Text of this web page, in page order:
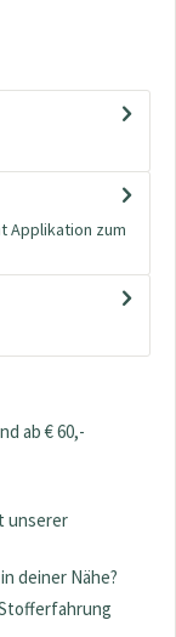
Applikation zum
ab € 60,-
unserer
deiner Nähe?